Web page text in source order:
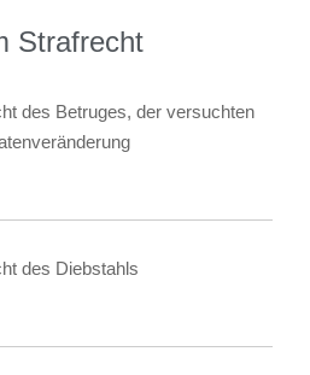
Strafrecht
des Betruges, der versuchten
des Diebstahls